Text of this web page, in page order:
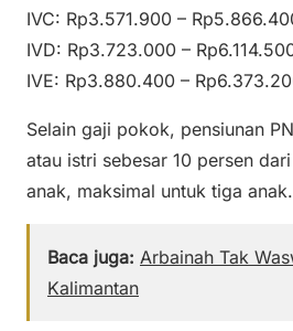
IVC: Rp3.571.900 –
IVD: Rp3.723.000 –
IVE: Rp3.880.400 –
Selain gaji pokok, pensiunan
atau istri sebesar 10 persen
anak, maksimal untuk tiga anak.
Baca juga: Arbainah Tak
Kalimantan